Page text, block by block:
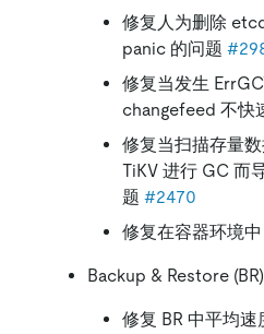
修复人为删除
panic 的问题
修复当发生
changefeed 不快
修复当扫描存量
TiKV 进行 GC 而
题 #2470
修复在容器环境
Backup & Restore (BR)
修复 BR 中平均